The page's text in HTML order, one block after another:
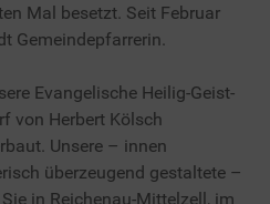
Mal besetzt. Seit Februar
Gemeindepfarrerin.
Evangelische Heilig-Geist-
von Herbert Kölsch
Unsere – innen
überzeugend gestaltete –
in Reichenau-Mittelzell, im